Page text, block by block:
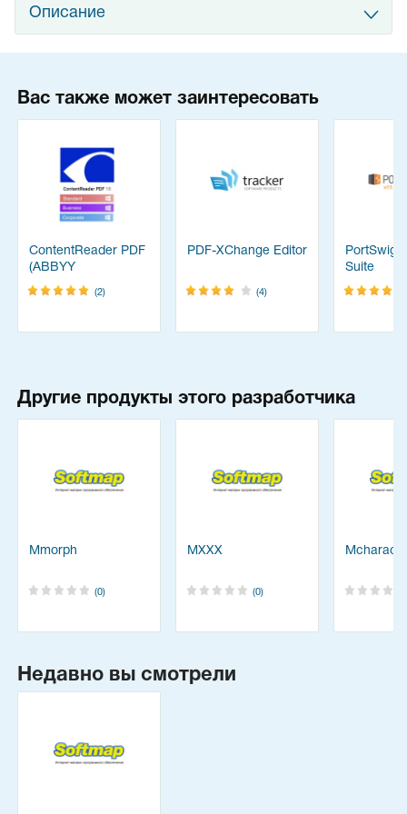
Описание
Вас также может заинтересовать
ContentReader PDF
(ABBYY
FineReader)
(2)
PDF-XChange Editor
(4)
Suite
Другие продукты этого разработчика
Mmorph
(0)
MXXX
(0)
Недавно вы смотрели